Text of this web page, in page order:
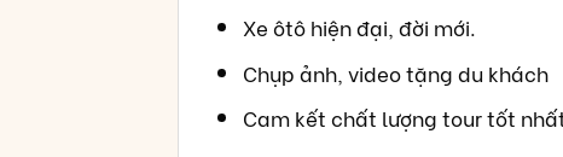
Xe ôtô hiện đại, đời mới.
Chụp ảnh, video tặng du khách
Cam kết chất lượng tour tốt